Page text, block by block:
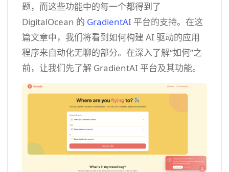
题，而这些功能中的每一个都得到了
DigitalOcean 的 GradientAI 平台的支持。在这
篇文章中，我们将看到如何构建 AI 驱动的应用
程序来自动化无聊的部分。在深入了解“如何”之
前，让我们先了解 GradientAI 平台及其功能。